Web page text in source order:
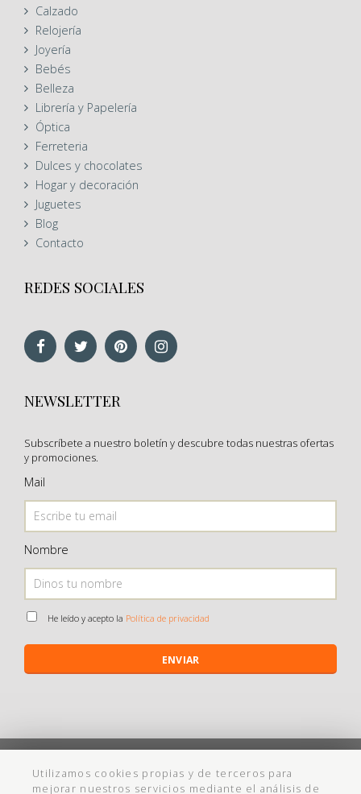
Utilizamos cookies propias y de terceros para
mejorar nuestros servicios mediante el análisis de
Calzado
Relojería
Joyería
Bebés
Belleza
Librería y Papelería
Óptica
Ferreteria
Dulces y chocolates
Hogar y decoración
Juguetes
Blog
Contacto
REDES SOCIALES
NEWSLETTER
Subscríbete a nuestro boletín y descubre todas nuestras ofertas
y promociones.
Mail
Nombre
He leído y acepto la Política de privacidad
ENVIAR
Maistendencia todos los derechos reservados